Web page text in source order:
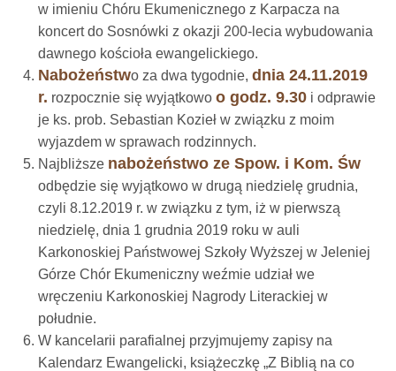
w imieniu Chóru Ekumenicznego z Karpacza na
koncert do Sosnówki z okazji 200-lecia wybudowania
dawnego kościoła ewangelickiego.
Nabożeństwo za dwa tygodnie, dnia 24.11.2019
r. rozpocznie się wyjątkowo o godz. 9.30i odprawie
je ks. prob. Sebastian Kozieł w związku z moim
wyjazdem w sprawach rodzinnych.
Najbliższe nabożeństwo ze Spow. i Kom. Św
odbędzie się wyjątkowo w drugą niedzielę grudnia,
czyli 8.12.2019 r. w związku z tym, iż w pierwszą
niedzielę, dnia 1 grudnia 2019 roku w auli
Karkonoskiej Państwowej Szkoły Wyższej w Jeleniej
Górze Chór Ekumeniczny weźmie udział we
wręczeniu Karkonoskiej Nagrody Literackiej w
południe.
W kancelarii parafialnej przyjmujemy zapisy na
Kalendarz Ewangelicki, książeczkę „Z Biblią na co